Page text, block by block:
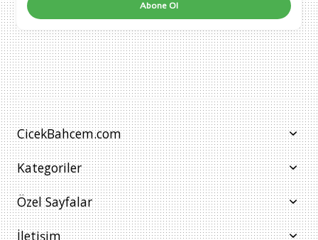
Abone Ol
CicekBahcem.com
Kategoriler
Özel Sayfalar
İletişim